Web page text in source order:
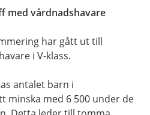
med vårdnadshavare
har gått ut till
i V-klass.
antalet barn i
minska med 6 500 under de